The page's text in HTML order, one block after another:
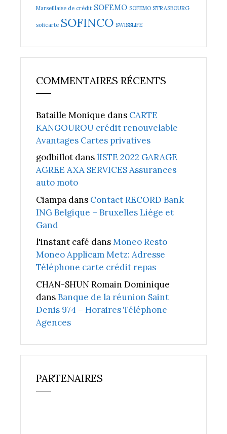
Marseillaise de crédit SOFEMO SOFEMO STRASBOURG
soficarte SOFINCO SWISSLIFE
COMMENTAIRES RÉCENTS
Bataille Monique dans CARTE
KANGOUROU crédit renouvelable
Avantages Cartes privatives
godbillot danslISTE 2022 GARAGE
AGREE AXA SERVICES Assurances
auto moto
Ciampa dans Contact RECORD Bank
ING Belgique – Bruxelles Liège et
Gand
l'instant café dansMoneo Resto
Moneo Applicam Metz: Adresse
Téléphone carte crédit repas
CHAN-SHUN Romain Dominique
dansBanque de la réunion Saint
Denis 974 – Horaires Téléphone
Agences
PARTENAIRES